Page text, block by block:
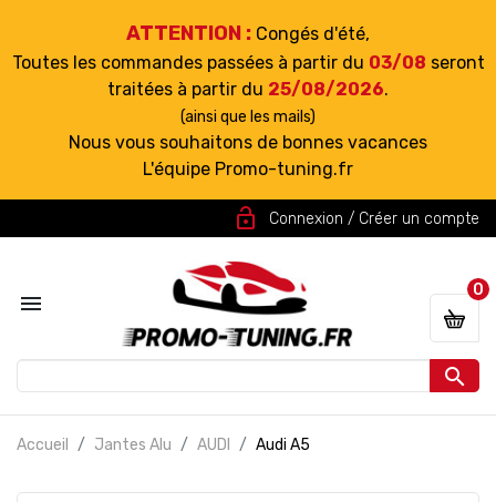
ATTENTION : Congés d'été,
Toutes les commandes passées à partir du 03/08 seront
traitées à partir du 25/08/2026.
(ainsi que les mails)
Nous vous souhaitons de bonnes vacances
L'équipe Promo-tuning.fr
lock_open Connexion / Créer un compte


0
Accueil Jantes Alu AUDI Audi A5